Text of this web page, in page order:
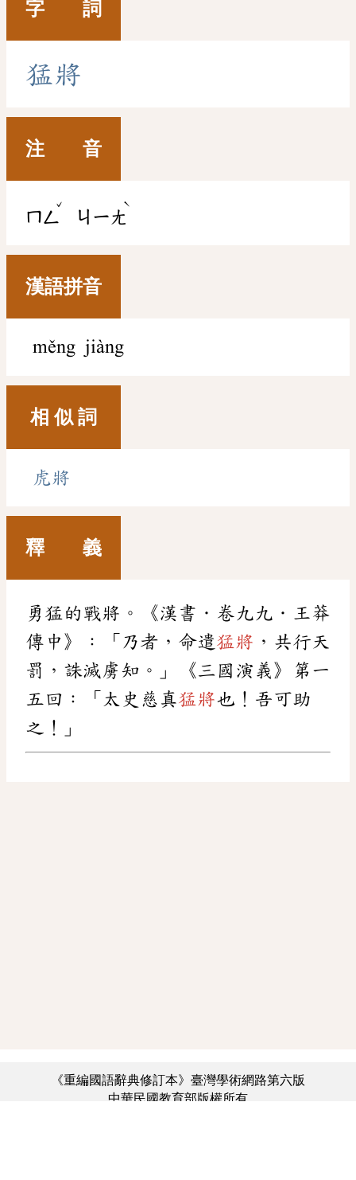
字 詞
猛 將
注 音
ㄇㄥ
ˇ
ㄐㄧㄤ
ˋ
漢語拼音
měng jiàng
相 似 詞
虎將
釋 義
勇猛的戰將。《漢書．卷九九．王莽
傳中》：「乃者，命遣猛將 ，共行天
罰，誅滅虜知。」《三國演義》第一
五回：「太史慈真猛將也！吾可助
之！」
《重編國語辭典修訂本》臺灣學術網路第六版
中華民國教育部版權所有